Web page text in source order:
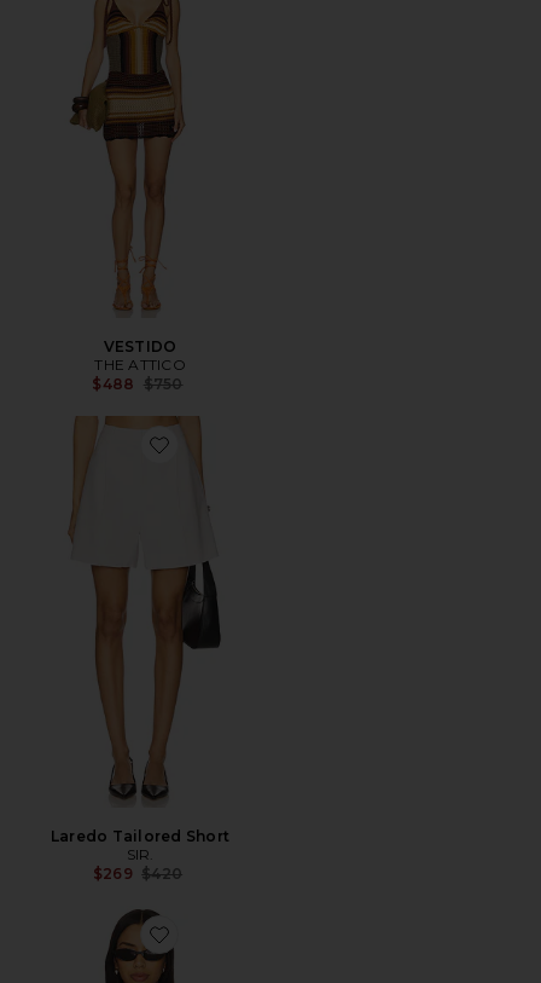
VESTIDO
THE ATTICO
$488 Previous price:
$750
Favorite Laredo Tailored Short
Laredo Tailored Short
SIR.
$269 Previous price:
$420
Favorite Laredo Zip Top